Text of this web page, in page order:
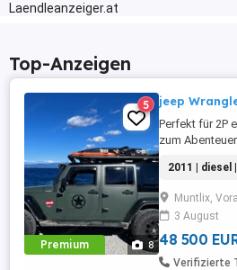
Laendleanzeiger.at
Top-Anzeigen
Premium 8
5 jeep
Perfekt für 2P
zum
(Westalpen
und
angemeldet
kann sich die
verändern.
2011 | diesel
Muntlix,
3 August
48 500
Verifizierte